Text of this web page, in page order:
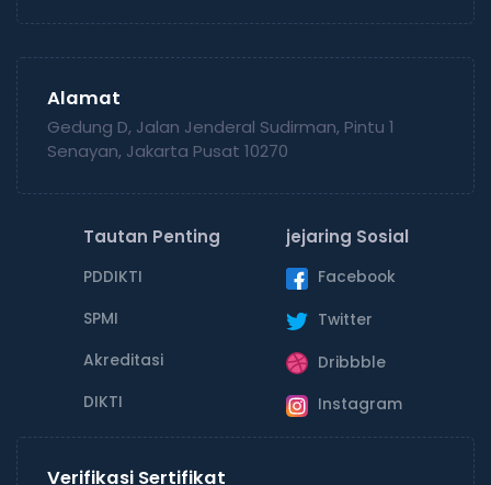
Alamat
Gedung D, Jalan Jenderal Sudirman, Pintu 1
Senayan, Jakarta Pusat 10270
Tautan Penting
PDDIKTI
SPMI
Akreditasi
DIKTI
jejaring Sosial
Facebook
Twitter
Dribbble
Instagram
Verifikasi Sertifikat